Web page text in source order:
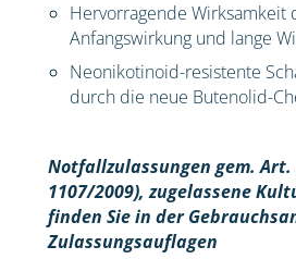
Hervorragende Wirksamkeit
Anfangswirkung und lange
Neonikotinoid-resistente
durch die neue Butenolid-
Notfallzulassungen gem. Art.
1107/2009), zugelassene
finden Sie in der
Zulassungsauflagen